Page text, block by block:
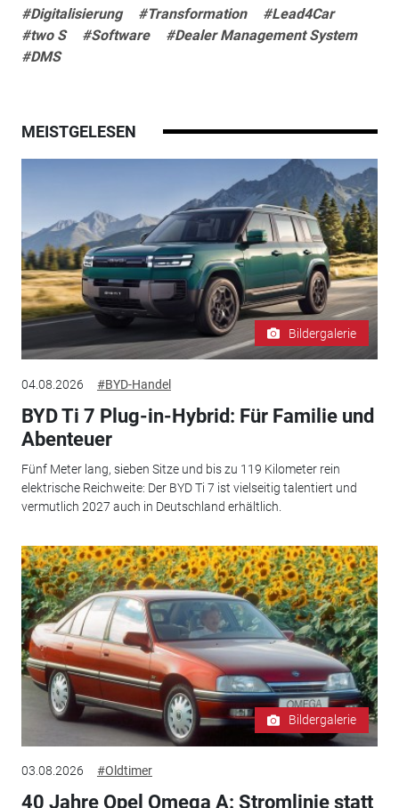
#Digitalisierung
#Transformation
#Lead4Car
#two S
#Software
#Dealer Management System
#DMS
MEISTGELESEN
Bildergalerie
04.08.2026 #BYD-Handel
BYD Ti 7 Plug-in-Hybrid: Für Familie und
Abenteuer
Fünf Meter lang, sieben Sitze und bis zu 119 Kilometer rein
elektrische Reichweite: Der BYD Ti 7 ist vielseitig talentiert und
vermutlich 2027 auch in Deutschland erhältlich.
Bildergalerie
03.08.2026 #Oldtimer
40 Jahre Opel Omega A: Stromlinie statt